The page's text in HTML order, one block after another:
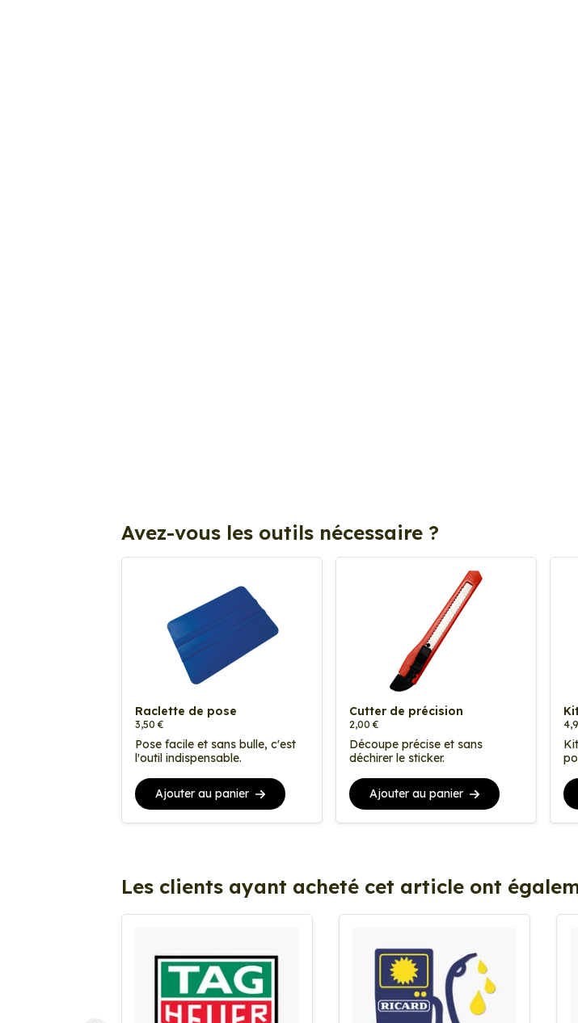
Avez-vous les outils nécessaire ?
Raclette de pose
3,50 €
Pose facile et sans bulle, c'est
l'outil indispensable.
Ajouter au panier
Cutter de précision
2,00 €
Découpe précise et sans
déchirer le sticker.
Ajouter au panier
Les clients ayant acheté cet article ont